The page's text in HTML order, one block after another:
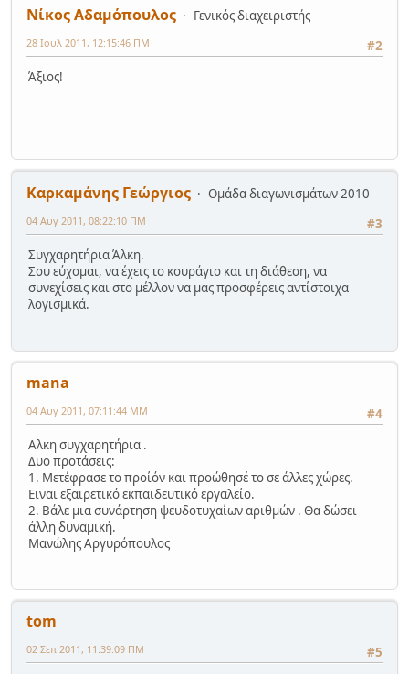
Νίκος Αδαμόπουλος
Γενικός διαχειριστής
#2
28 Ιουλ 2011, 12:15:46 ΠΜ
Άξιος!
Καρκαμάνης Γεώργιος
Ομάδα διαγωνισμάτων 2010
#3
04 Αυγ 2011, 08:22:10 ΠΜ
Συγχαρητήρια Άλκη.
Σου εύχομαι, να έχεις το κουράγιο και τη διάθεση, να
συνεχίσεις και στο μέλλον να μας προσφέρεις αντίστοιχα
λογισμικά.
mana
#4
04 Αυγ 2011, 07:11:44 ΜΜ
Αλκη συγχαρητήρια .
Δυο προτάσεις:
1. Μετέφρασε το προίόν και προώθησέ το σε άλλες χώρες.
Ειναι εξαιρετικό εκπαιδευτικό εργαλείο.
2. Βάλε μια συνάρτηση ψευδοτυχαίων αριθμών . Θα δώσει
άλλη δυναμική.
Μανώλης Αργυρόπουλος
tom
#5
02 Σεπ 2011, 11:39:09 ΠΜ